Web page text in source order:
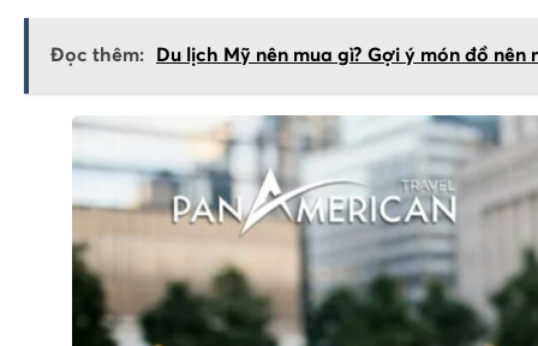
Đọc thêm: Du lịch Mỹ nên mua gì? Gợi ý món đồ nên